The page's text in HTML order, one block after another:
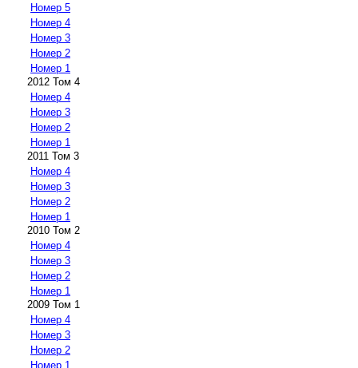
Номер 5
Номер 4
Номер 3
Номер 2
Номер 1
2012 Том 4
Номер 4
Номер 3
Номер 2
Номер 1
2011 Том 3
Номер 4
Номер 3
Номер 2
Номер 1
2010 Том 2
Номер 4
Номер 3
Номер 2
Номер 1
2009 Том 1
Номер 4
Номер 3
Номер 2
Номер 1